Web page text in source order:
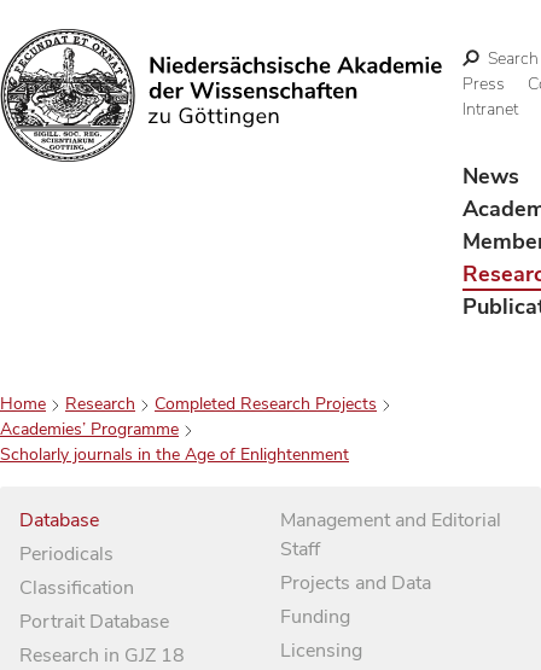
Search
Search
Press
Intranet
News
Home Research
Completed Research Projects
Academies’ Programme
Scholarly journals in the Age of Enlightenment
Database
Periodicals
Classification
Portrait Database
Research in GJZ 18
Management and Editorial
Staff
Projects and Data
Funding
Licensing